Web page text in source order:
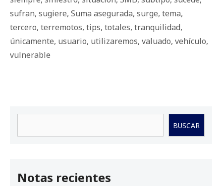
sufran, sugiere, Suma asegurada, surge, tema,
tercero, terremotos, tips, totales, tranquilidad,
únicamente, usuario, utilizaremos, valuado, vehículo,
vulnerable
BUSCAR
Notas recientes